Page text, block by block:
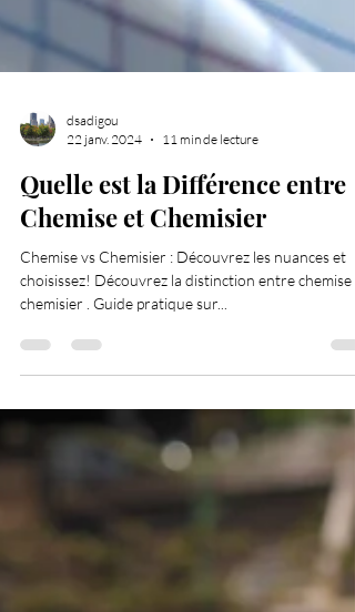
dsadigou
22 janv. 2024
11 min de lecture
Quelle est la Différence entre
Chemise et Chemisier
Chemise vs Chemisier : Découvrez les nuances et
chemisier . Guide pratique sur...